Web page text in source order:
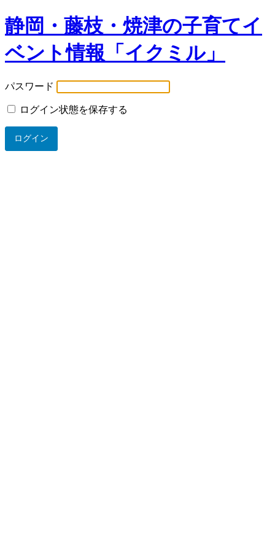
静岡・藤枝・焼津の子育てイ
ベント情報「イクミル」
パスワード
ログイン状態を保存する